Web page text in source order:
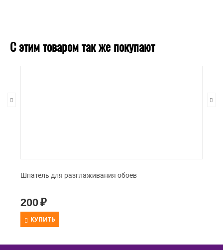
С этим товаром так же покупают
Шпатель для разглаживания обоев
200₽
КУПИТЬ